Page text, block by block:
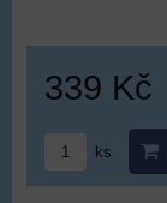
339 Kč
ks